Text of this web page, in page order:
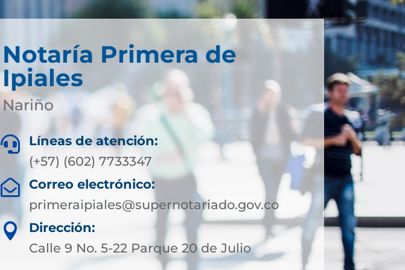
Notaría Primera de
Ipiales
Nariño

Líneas de atención:
(+57) (602) 7733347

Correo electrónico:
primeraipiales@supernotariado.gov.co

Dirección:
Calle 9 No. 5-22 Parque 20 de Julio